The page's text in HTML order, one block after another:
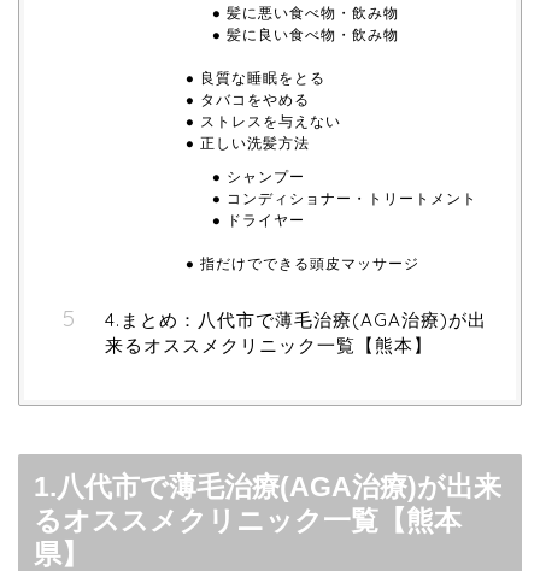
髪に悪い食べ物・飲み物
髪に良い食べ物・飲み物
良質な睡眠をとる
タバコをやめる
ストレスを与えない
正しい洗髪方法
シャンプー
コンディショナー・トリートメント
ドライヤー
指だけでできる頭皮マッサージ
4.まとめ：八代市で薄毛治療(AGA治療)が出
来るオススメクリニック一覧【熊本】
1.八代市で薄毛治療(AGA治療)が出来
るオススメクリニック一覧【熊本
県】